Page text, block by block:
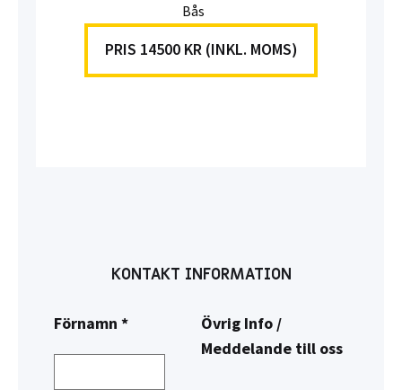
Bås
PRIS 14500 KR (INKL. MOMS)
KONTAKT INFORMATION
Förnamn *
Övrig Info /
Meddelande till oss